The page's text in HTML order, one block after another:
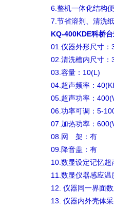
6. 整机一体化结构
7. 节省溶剂、清洗
KQ-400KDE科桥
01. 仪器外形尺寸：
02. 清洗槽内尺寸：
03. 容量： 10(L)
04. 超声频率：
05. 超声功率：
06. 功率可调： 5-
07. 加热功率：
08. 网 架：有
09. 降音盖：有
10. 数显设定记忆超
11. 数显仪器感应温
12. 仪器同一界面
13. 仪器内外壳体